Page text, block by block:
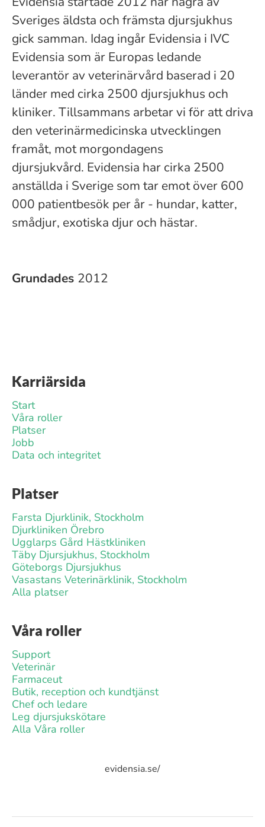
Sveriges äldsta och främsta djursjukhus
gick samman. Idag ingår Evidensia i IVC
Evidensia som är Europas ledande
leverantör av veterinärvård baserad i 20
länder med cirka 2500 djursjukhus och
kliniker. Tillsammans arbetar vi för att driva
den veterinärmedicinska utvecklingen
framåt, mot morgondagens
djursjukvård. Evidensia har cirka 2500
anställda i Sverige som tar emot över 600
000 patientbesök per år - hundar, katter,
smådjur, exotiska djur och hästar.
Grundades 2012
Karriärsida
Start
Våra roller
Platser
Jobb
Data och integritet
Platser
Farsta Djurklinik, Stockholm
Djurkliniken Örebro
Ugglarps Gård Hästkliniken
Täby Djursjukhus, Stockholm
Göteborgs Djursjukhus
Vasastans Veterinärklinik, Stockholm
Alla platser
Våra roller
Support
Veterinär
Farmaceut
Butik, reception och kundtjänst
Chef och ledare
Leg djursjukskötare
Alla Våra roller
evidensia.se/